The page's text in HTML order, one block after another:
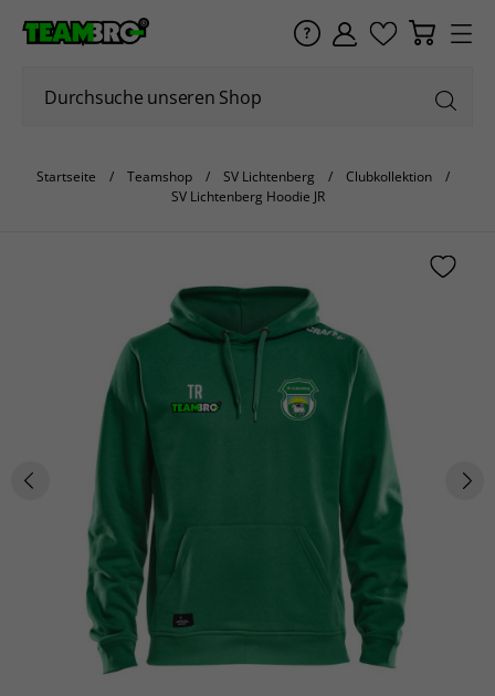
Startseite Teamshop SV Lichtenberg
Clubkollektion
SV Lichtenberg Hoodie JR